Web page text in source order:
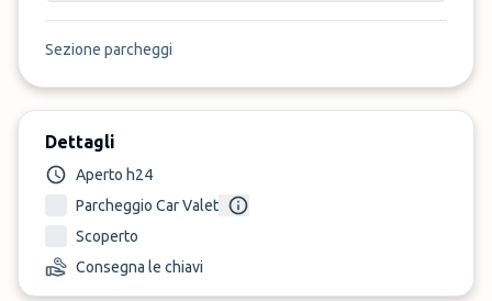
Sezione parcheggi
Dettagli
Aperto h24
Parcheggio Car Valet
Scoperto
Consegna le chiavi